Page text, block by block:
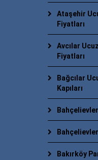
Ataşehir
Fiyatları
Avcılar
Fiyatları
Bağcılar
Kapıları
Bahçelievler
Bahçelievler
Bakırköy